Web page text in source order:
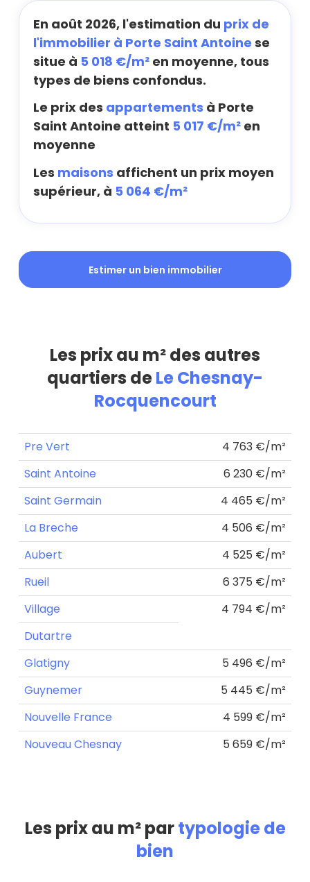
En août 2026, l'estimation du prix de
l'immobilier à Porte Saint Antoine se
situe à 5 018 €/m² en moyenne, tous
types de biens confondus.
Le prix des appartements à Porte
Saint Antoine atteint 5 017 €/m² en
moyenne
Les maisons affichent un prix moyen
supérieur, à 5 064 €/m²
Estimer un bien immobilier
Les prix au m² des autres
quartiers deLe Chesnay-
Rocquencourt
Pre Vert
4 763 €/m²
Saint Antoine
6 230 €/m²
Saint Germain
4 465 €/m²
La Breche
4 506 €/m²
Aubert
4 525 €/m²
Rueil
6 375 €/m²
Village
4 794 €/m²
Dutartre
Glatigny
5 496 €/m²
Guynemer
5 445 €/m²
Nouvelle France
4 599 €/m²
Nouveau Chesnay
5 659 €/m²
Les prix au m² partypologie de
bien